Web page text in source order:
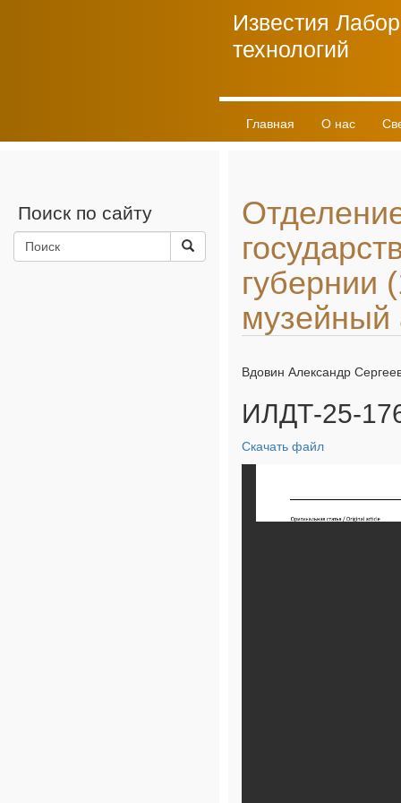
Известия
технологий
Главная О нас
Поиск по сайту
губернии
музейный
Вдовин Александр
ИЛДТ-25-
Скачать файл